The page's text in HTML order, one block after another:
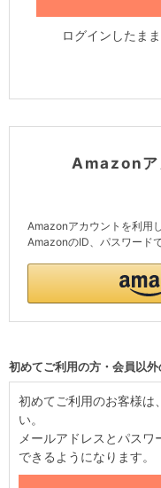
ログインしたま
Amazonア
Amazonアカウントを利用
AmazonのID、パスワード
初めてご利用の方・会員以外
初めてご利用のお客様は
い。
メールアドレスとパス
できるようになります。